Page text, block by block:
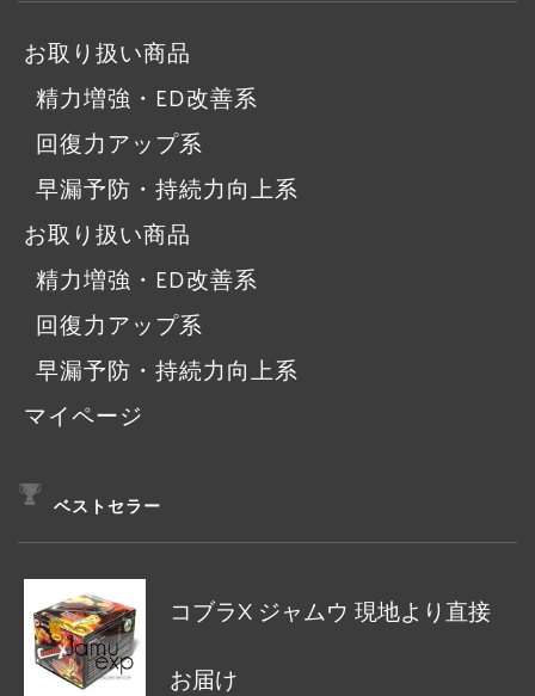
お取り扱い商品
精力増強・ED改善系
回復力アップ系
早漏予防・持続力向上系
お取り扱い商品
精力増強・ED改善系
回復力アップ系
早漏予防・持続力向上系
マイページ
ベストセラー
コブラX ジャムウ 現地より直接
お届け